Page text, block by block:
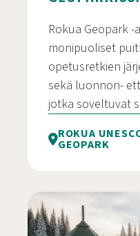
Rokua Geopark
monipuoliset
opetusretkien
sekä luonnon-
jotka soveltuvat
ROKUA
GEOPARK